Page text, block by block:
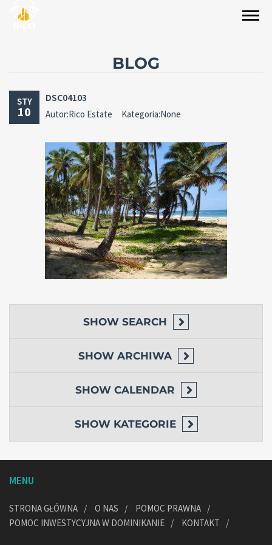
BLOG
STY
10
DSC04103
Autor:Rico Estate Kategoria:None
SHOW SEARCH
SHOW ARCHIWA
SHOW CALENDAR
SHOW KATEGORIE
MENU
STRONA GŁÓWNA O NAS
POMOC PRAWNA
POMOC INWESTYCYJNA W DOMINIKANIE
KONTAKT